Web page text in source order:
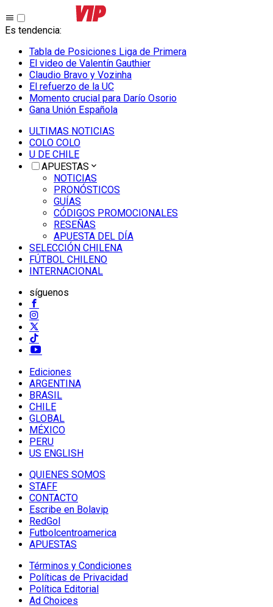
Es tendencia:
Tabla de Posiciones Liga de Primera
El video de Valentín Gauthier
Claudio Bravo y Vozinha
El refuerzo de la UC
Momento crucial para Darío Osorio
Gana Unión Española
ULTIMAS NOTICIAS
COLO COLO
U DE CHILE
APUESTAS
NOTICIAS
PRONÓSTICOS
GUÍAS
CÓDIGOS PROMOCIONALES
RESEÑAS
APUESTA DEL DÍA
SELECCIÓN CHILENA
FÚTBOL CHILENO
INTERNACIONAL
síguenos
Ediciones
ARGENTINA
BRASIL
CHILE
GLOBAL
MÉXICO
PERU
US ENGLISH
QUIENES SOMOS
STAFF
CONTACTO
Escribe en Bolavip
RedGol
Futbolcentroamerica
APUESTAS
Términos y Condiciones
Políticas de Privacidad
Política Editorial
Ad Choices